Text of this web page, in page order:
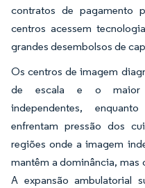
contratos de pagamento
centros acessem
grandes desembolsos de
Os centros de imagem
de escala e o maior
independentes,
enfrentam pressão dos
regiões onde a imagem
mantêm a dominância, mas
A expansão ambulatorial